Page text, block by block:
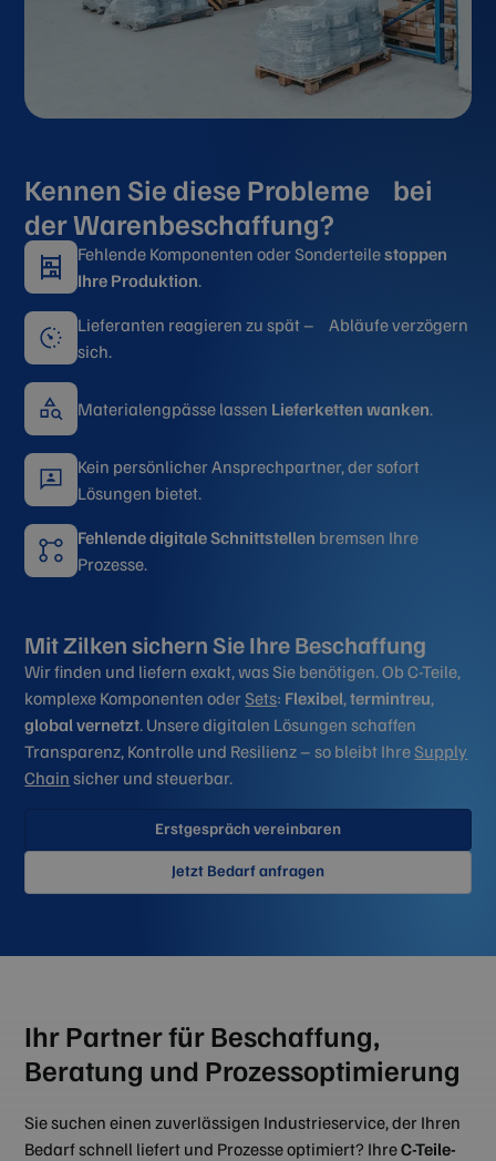
Kennen Sie diese Probleme bei
der Warenbeschaffung?
Fehlende Komponenten oder Sonderteilestoppen
Ihre Produktion.
Lieferanten reagieren zu spät – Abläufe verzögern
sich.
Materialengpässe lassen Lieferkettenwanken.
Kein persönlicher Ansprechpartner, der sofort
Lösungen bietet.
Fehlende digitale Schnittstellen bremsen Ihre
Prozesse.
Mit Zilken sichern Sie Ihre Beschaffung
Wir finden und liefern exakt, was Sie benötigen. Ob C-Teile,
komplexe Komponenten oderSets: Flexibel,termintreu,
global vernetzt. Unsere digitalen Lösungen schaffen
Transparenz, Kontrolle und Resilienz – so bleibt IhreSupply
Chain sicher und steuerbar.
Erstgespräch vereinbaren
Jetzt Bedarf anfragen
Ihr Partner für Beschaffung,
Beratung und Prozessoptimierung
Sie suchen einen zuverlässigen Industrieservice, der Ihren
Bedarf schnell liefert und Prozesse optimiert? IhreC-Teile-